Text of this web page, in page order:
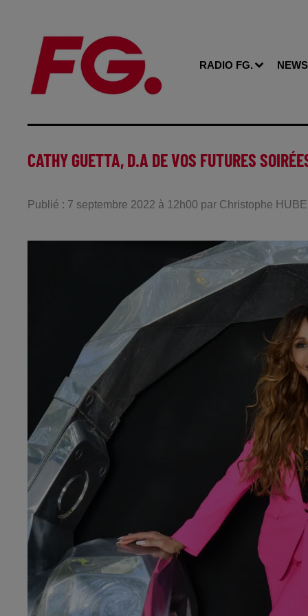
RADIO FG. NEWS
CATHY GUETTA, D.A DE VOS FUTURES
Publié : 7 septembre 2022 à 12h00 par Christophe